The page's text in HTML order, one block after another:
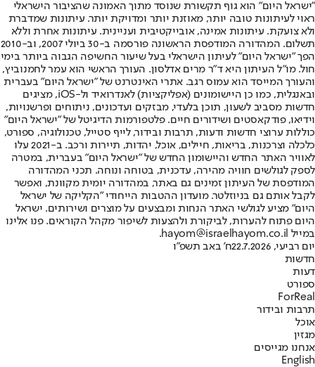
"ישראל היום" הוא גוף תקשורת שנוסד מתוך האמונה שהציבור הישראלי
ראוי לעיתונות טובה יותר, מאוזנת יותר ומדויקת יותר. עיתונות שמדברת
ולא צועקת. עיתונות אמינה, אובייקטיבית ועניינית. עיתונות אחרת וללא
תשלום. המהדורה המודפסת הראשונה פורסמה ב-30 ביולי 2007, וב-2010
הפך "ישראל היום" לעיתון הישראלי בעל שיעור החשיפה הגבוה ביותר בימי
חול. מו"ל העיתון היא ד"ר מרים אדלסון. העורך הראשי הוא עמר לחמנוביץ,
והעורך המייסד הוא עמוס רגב. אתרי האינטרנט של "ישראל היום" בעברית
ובאנגלית, כמו כן היישומונים (אפליקציות) לאנדרואיד ול-iOS, מציגים
חדשות מסביב לשעון, תוכן בלעדי, מבזקים ועדכונים, ניתוחים ופרשנויות,
וידיאו, פודקאסטים ושידורים חיים. פלטפורמות הדיגיטל של "ישראל היום"
כוללות ערוצי חדשות ודעות, תרבות ובידור, לייף סטייל, טכנולוגיה, ספורט,
כלכלה וצרכנות, בריאות, חיילים, אוכל, יהדות, תיירות ורכב. ב-2021 עלו
לאוויר האתר החדש והיישומון החדש של "ישראל היום" בעברית, במטרה
לספק לגולשים חוויה מהירה, עדכנית, בטוחה ונוחה. תכני המהדורה
המודפסת של העיתון זמינים גם באתר, במהדורה יומית מקוונת, ואפשר
לקבל אותם גם בניוזלטר. מועדון ההטבות הייחודי "הקליקה של ישראל
היום" מציע לגולשי האתר הנחות ומבצעים על מוצרים ושירותים. ישראל
היום פתוח להערות, לביקורת ולהצעות לשיפור מקהל הקוראים. פנו אלינו
במייל hayom@israelhayom.co.il.
יום רביעי, 22.7.2026
ח' באב תשפ"ו
חדשות
דעות
ספורט
ForReal
תרבות ובידור
אוכל
מגזין
אנחנו מגייסים
English